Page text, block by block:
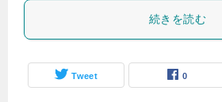
続きを読む
Tweet 0